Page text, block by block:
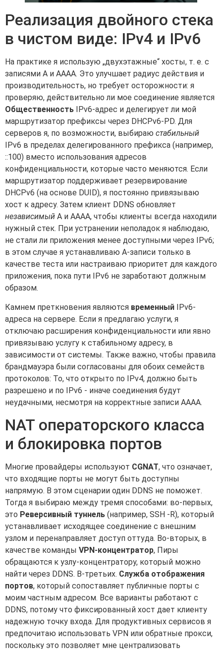
Реализация двойного стека
в чистом виде: IPv4 и IPv6
На практике я использую „двухэтажные“ хосты, т. е. с
записями A и AAAA. Это улучшает радиус действия и
производительность, но требует осторожности: я
проверяю, действительно ли мое соединение является
Общественность IPv6-адрес и делегирует ли мой
маршрутизатор префиксы через DHCPv6-PD. Для
серверов я, по возможности, выбираю стабильный
IPv6 в пределах делегированного префикса (например,
::100) вместо использования адресов
конфиденциальности, которые часто меняются. Если
маршрутизатор поддерживает резервирование
DHCPv6 (на основе DUID), я постоянно привязываю
хост к адресу. Затем клиент DDNS обновляет
независимый A и AAAA, чтобы клиенты всегда находили
нужный стек. При устранении неполадок я наблюдаю,
не стали ли приложения менее доступными через IPv6;
в этом случае я устанавливаю A-записи только в
качестве теста или настраиваю приоритет для каждого
приложения, пока пути IPv6 не заработают должным
образом.
Камнем преткновения являются временный IPv6-
адреса на сервере. Если я предлагаю услуги, я
отключаю расширения конфиденциальности или явно
привязываю услугу к стабильному адресу, в
зависимости от системы. Также важно, чтобы правила
брандмауэра были согласованы для обоих семейств
протоколов: То, что открыто по IPv4, должно быть
разрешено и по IPv6 - иначе соединения будут
неудачными, несмотря на корректные записи AAAA.
NAT операторского класса
и блокировка портов
Многие провайдеры используют CGNAT, что означает,
что входящие порты не могут быть доступны
напрямую. В этом сценарии один DDNS не поможет.
Тогда я выбираю между тремя способами: во-первых,
это Реверсивный туннель (например, SSH -R), который
устанавливает исходящее соединение с внешним
узлом и перенаправляет доступ оттуда. Во-вторых, в
качестве команды VPN-концентратор, Пиры
обращаются к узлу-концентратору, который можно
найти через DDNS. В-третьих. Служба отображения
портов, который сопоставляет публичные порты с
моим частным адресом. Все варианты работают с
DDNS, потому что фиксированный хост дает клиенту
надежную точку входа. Для продуктивных сервисов я
предпочитаю использовать VPN или обратные прокси,
поскольку это позволяет мне централизовать